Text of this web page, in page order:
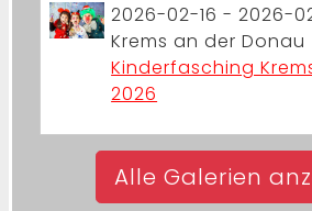
2026-02-16 - 2026-
Krems an der Donau
Kinderfasching
2026
Alle Galerien